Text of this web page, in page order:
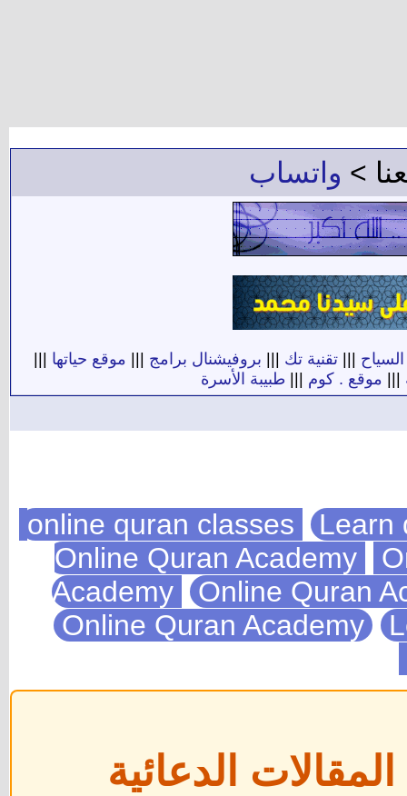
> واتساب
|||تقنية تك بروفيشنال برامج موقع حياتها
موقع . كوم طبيبة الأسرة
Learn
Academy Online Quran
Online Quran Academy
الدعائية